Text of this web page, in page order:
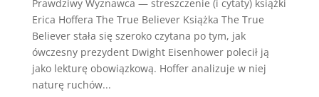
Prawdziwy Wyznawca — streszczenie (i cytaty) książki
Erica Hoffera The True Believer Książka The True
Believer stała się szeroko czytana po tym, jak
ówczesny prezydent Dwight Eisenhower polecił ją
jako lekturę obowiązkową. Hoffer analizuje w niej
naturę ruchów...